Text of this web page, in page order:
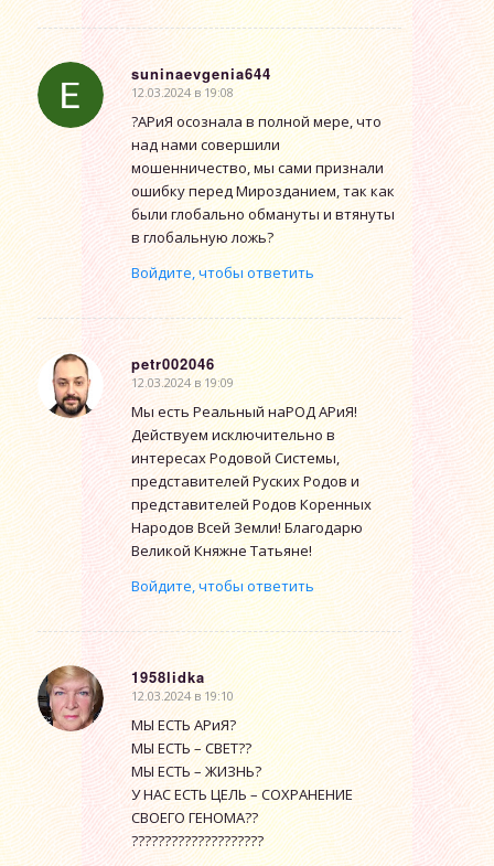
suninaevgenia644
говорит:
12.03.2024 в 19:08
?АРиЯ осознала в полной мере, что
над нами совершили
мошенничество, мы сами признали
ошибку перед Мирозданием, так как
были глобально обмануты и втянуты
в глобальную ложь?
Войдите, чтобы ответить
petr002046
говорит:
12.03.2024 в 19:09
Мы есть Реальный наРОД АРиЯ!
Действуем исключительно в
интересах Родовой Системы,
представителей Руских Родов и
представителей Родов Коренных
Народов Всей Земли! Благодарю
Великой Княжне Татьяне!
Войдите, чтобы ответить
1958lidka
говорит:
12.03.2024 в 19:10
МЫ ЕСТЬ АРиЯ?
МЫ ЕСТЬ – СВЕТ??
МЫ ЕСТЬ – ЖИЗНЬ?
У НАС ЕСТЬ ЦЕЛЬ – СОХРАНЕНИЕ
СВОЕГО ГЕНОМА??
????????????????????